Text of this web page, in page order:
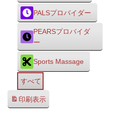
PALSプロバイダー
PEARSプロバイダ
ー
Sports Massage
すべて
印刷表示